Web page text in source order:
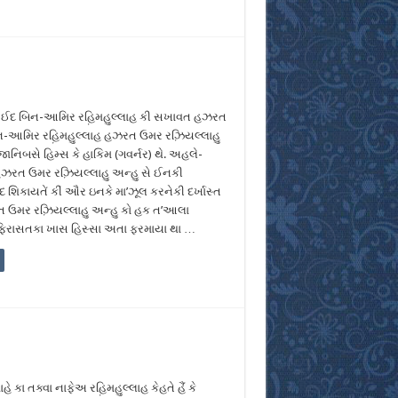
બિન-આમિર રહ઼િમહુલ્લાહ કી સખાવત હઝરત
આમિર રહ઼િમહુલ્લાહ હઝરત ઉમર રઝ઼િયલ્લાહુ
હિમ્સ કે હાકિમ (ગવર્નર) થે. અહલે-
ઉમર રઝ઼િયલ્લાહુ અન્હુ સે ઈનકી
શિકાયતેં કીં ઔર ઇનકે મા’ઝૂલ કરનેકી દર્ખાસ્ત
ઉમર રઝ઼િયલ્લાહુ અન્હુ કો હક ત’આલા
ખાસ હિસ્સા અતા ફરમાયા થા …
કા તક્વા નાફેઅ રહ઼િમહુલ્લાહ કેહતે હૈં કે